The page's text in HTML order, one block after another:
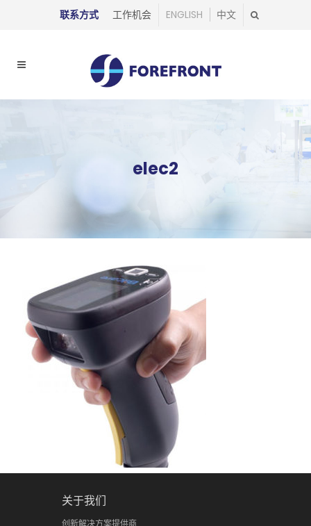
联系方式 工作机会 ENGLISH 中文
elec2
关于我们
创新解决方案提供商